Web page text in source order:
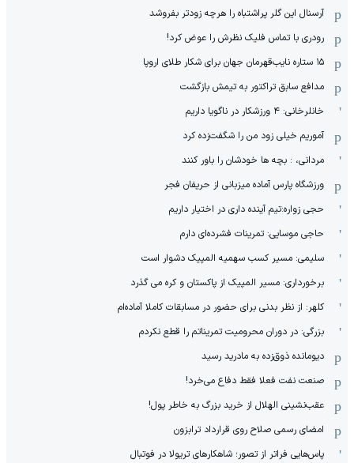
آرسنال این گلر پراشتباه را هرچه زودتر بفروشد
رودری با تماس فلیک نظرش را عوض کرد!
١۵ ستاره نایب‌قهرمان جهان برای شکار طلای اروپا
مدافع سابق تراکتور به تیمش بازگشت
خانلرخانی: ۴ ورزشکار در ناگویا داریم
آموریم خیلی زود من را شگفت‌زده کرد
مردانی، : بچه ها خودشان را باور کنند
ورزشگاه پارس آماده میزبانی از حریفان فجر
حجی زواره:تیم آینده داری در اختیار داریم
حاجی موسایی: تمرینات فشرده‌ای دارم
سلیمی: مسیر کسب سهمیه المپیک دشوار است
برخورداری: مسیر المپیک از پاکستان و کره می گذرد
کلهر: از نظر بدنی برای حضور در مسابقات کاملا آماده‌ام
بزرگی: در دوران محرومیت تمریناتم را قطع نکردم
دیومانده ذوق‌زده به مادرید رسید
صنعت نفت فعلا فقط دفاع می‌خرد!
عقب‌نشینی الهلال از خرید بزرگ به خاطر پول!
امضای رسمی صلاح روی قرارداد ترابزون
پاس‌هایی فراتر از تصور؛ شاهکارهای تریولا در فوتبال